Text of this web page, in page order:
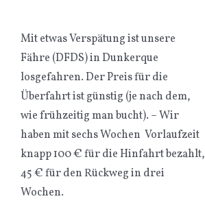
Mit etwas Verspätung ist unsere
Fähre (DFDS) in Dunkerque
losgefahren. Der Preis für die
Überfahrt ist günstig (je nach dem,
wie frühzeitig man bucht). – Wir
haben mit sechs Wochen Vorlaufzeit
knapp 100 € für die Hinfahrt bezahlt,
45 € für den Rückweg in drei
Wochen.